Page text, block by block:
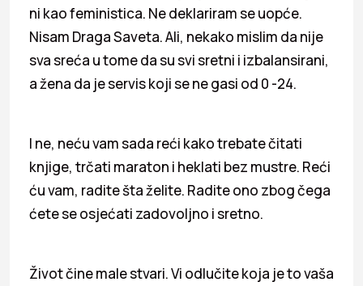
ni kao feministica. Ne deklariram se uopće.
Nisam Draga Saveta. Ali, nekako mislim da nije
sva sreća u tome da su svi sretni i izbalansirani,
a žena da je servis koji se ne gasi od 0 -24.
I ne, neću vam sada reći kako trebate čitati
knjige, trčati maraton i heklati bez mustre. Reći
ću vam, radite šta želite. Radite ono zbog čega
ćete se osjećati zadovoljno i sretno.
Život čine male stvari. Vi odlučite koja je to vaša